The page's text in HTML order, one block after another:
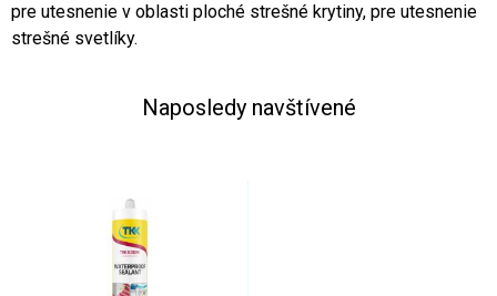
pre utesnenie v oblasti ploché strešné krytiny, pre utesnenie
strešné svetlíky.
Naposledy navštívené